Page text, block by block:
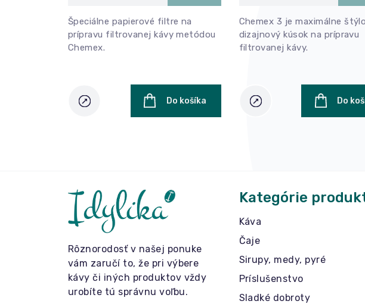
Špeciálne papierové filtre na
prípravu filtrovanej kávy metódou
Chemex.
Do košíka
Chemex 3 je maximálne
dizajnový kúsok na prípravu
filtrovanej kávy.
Do
Rôznorodosť v našej ponuke
vám zaručí to, že pri výbere
kávy či iných produktov vždy
urobíte tú správnu voľbu.
Kategórie
Káva
Čaje
Sirupy, medy, pyré
Príslušenstvo
Sladké dobroty